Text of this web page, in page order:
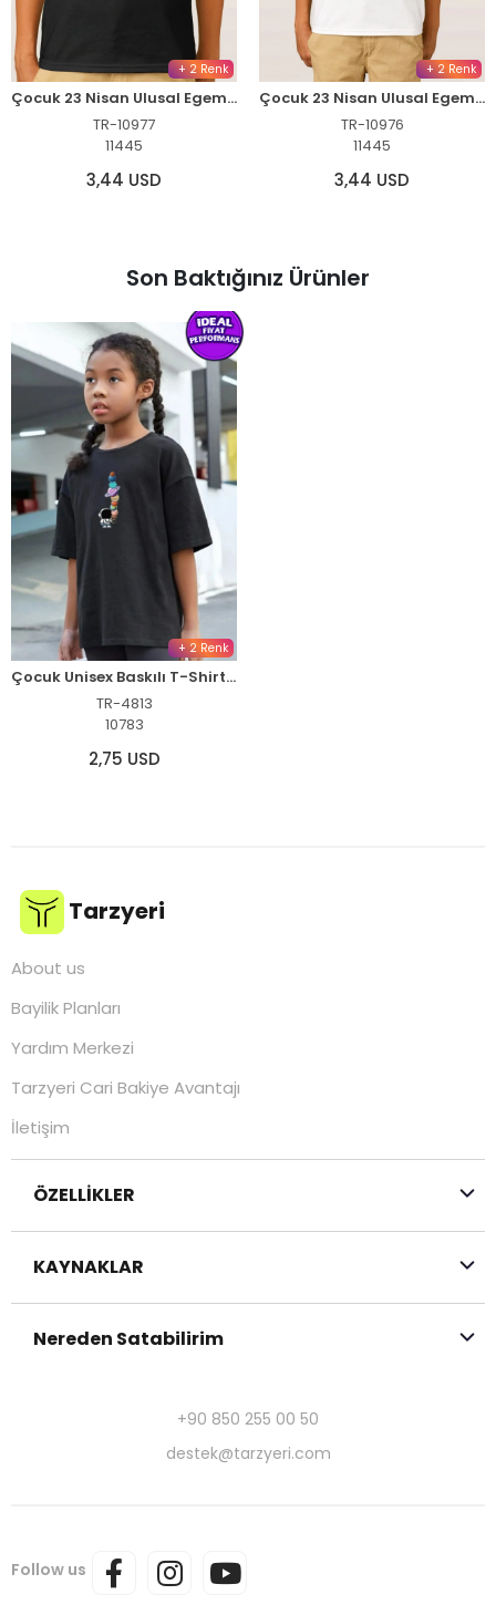
+ 2 Renk
Çocuk 23 Nisan Ulusal Egemenlik ve Çocuk Bayramı Baskılı Bisiklet Yaka T-shirt - Siyah
TR-10977
11445
3,44 USD
+ 2 Renk
Çocuk 23 Nisan Ulusal Egemenlik ve Çocuk Bayramı Baskılı Bisiklet Yaka T-shirt - Beyaz
TR-10976
11445
3,44 USD
Son Baktığınız Ürünler
+ 2 Renk
Çocuk Unisex Baskılı T-Shirt - Siyah
TR-4813
10783
2,75 USD
Tarzyeri
About us
Bayilik Planları
Yardım Merkezi
Tarzyeri Cari Bakiye Avantajı
İletişim
ÖZELLİKLER
KAYNAKLAR
Nereden Satabilirim
+90 850 255 00 50
destek@tarzyeri.com
Follow us